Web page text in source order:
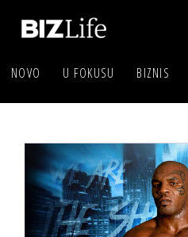
NOVO U FOKUSU BIZNIS